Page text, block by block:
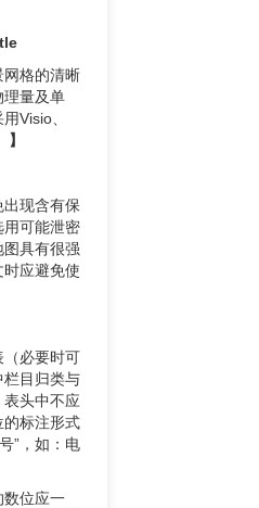
网格的清晰
理量及单
Visio、
】
现含有保
用可能泄密
具有很强
应避免使
（必要时可
栏目归类与
表头中不应
的标注形式
”，如：电
数位应一